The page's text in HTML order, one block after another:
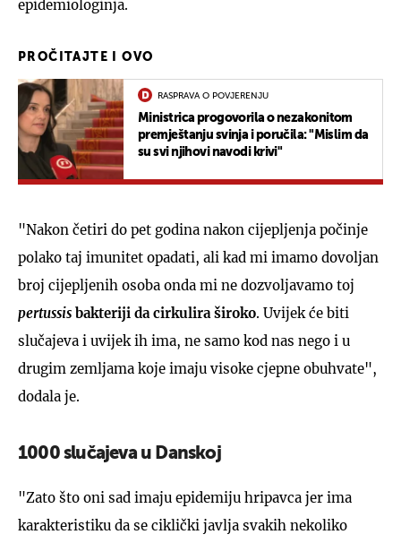
epidemiologinja.
PROČITAJTE I OVO
RASPRAVA O POVJERENJU
Ministrica progovorila o nezakonitom
premještanju svinja i poručila: "Mislim da
su svi njihovi navodi krivi"
"Nakon četiri do pet godina nakon cijepljenja počinje
polako taj imunitet opadati, ali kad mi imamo dovoljan
broj cijepljenih osoba onda mi ne dozvoljavamo toj
pertussis bakteriji da cirkulira široko. Uvijek će biti
slučajeva i uvijek ih ima, ne samo kod nas nego i u
drugim zemljama koje imaju visoke cjepne obuhvate",
dodala je.
1000 slučajeva u Danskoj
"Zato što oni sad imaju epidemiju hripavca jer ima
karakteristiku da se ciklički javlja svakih nekoliko